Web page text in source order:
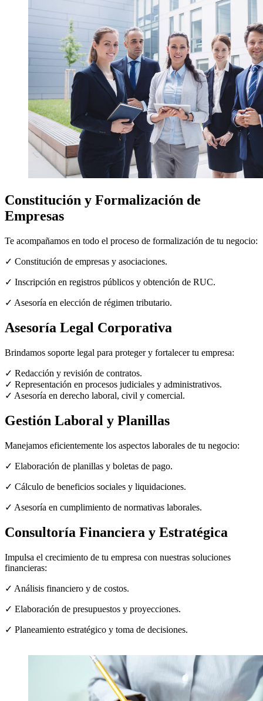
Constitución y Formalización de
Empresas
Te acompañamos en todo el proceso de formalización de tu negocio:
✓ Constitución de empresas y asociaciones.
✓ Inscripción en registros públicos y obtención de RUC.
✓ Asesoría en elección de régimen tributario.
Asesoría Legal Corporativa
Brindamos soporte legal para proteger y fortalecer tu empresa:
✓ Redacción y revisión de contratos.
✓ Representación en procesos judiciales y administrativos.
✓ Asesoría en derecho laboral, civil y comercial.
Gestión Laboral y Planillas
Manejamos eficientemente los aspectos laborales de tu negocio:
✓ Elaboración de planillas y boletas de pago.
✓ Cálculo de beneficios sociales y liquidaciones.
✓ Asesoría en cumplimiento de normativas laborales.
Consultoría Financiera y Estratégica
Impulsa el crecimiento de tu empresa con nuestras soluciones
financieras:
✓ Análisis financiero y de costos.
✓ Elaboración de presupuestos y proyecciones.
✓ Planeamiento estratégico y toma de decisiones.